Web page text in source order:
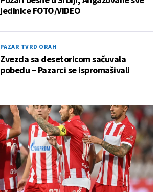
jedinice FOTO/VIDEO
PAZAR TVRD ORAH
Zvezda sa desetoricom sačuvala
pobedu – Pazarci se ispromašivali